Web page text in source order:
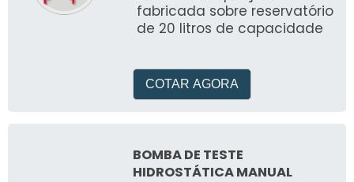
fabricada sobre reservatório
de 20 litros de capacidade
COTAR AGORA
BOMBA DE TESTE
HIDROSTÁTICA MANUAL